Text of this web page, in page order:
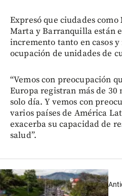
Expresó que ciudades como
Marta y Barranquilla están
incremento tanto en casos
ocupación de unidades de
“Vemos con preocupación
Europa registran más de 30
solo día. Y vemos con
varios países de América
exacerba su capacidad de
salud”.